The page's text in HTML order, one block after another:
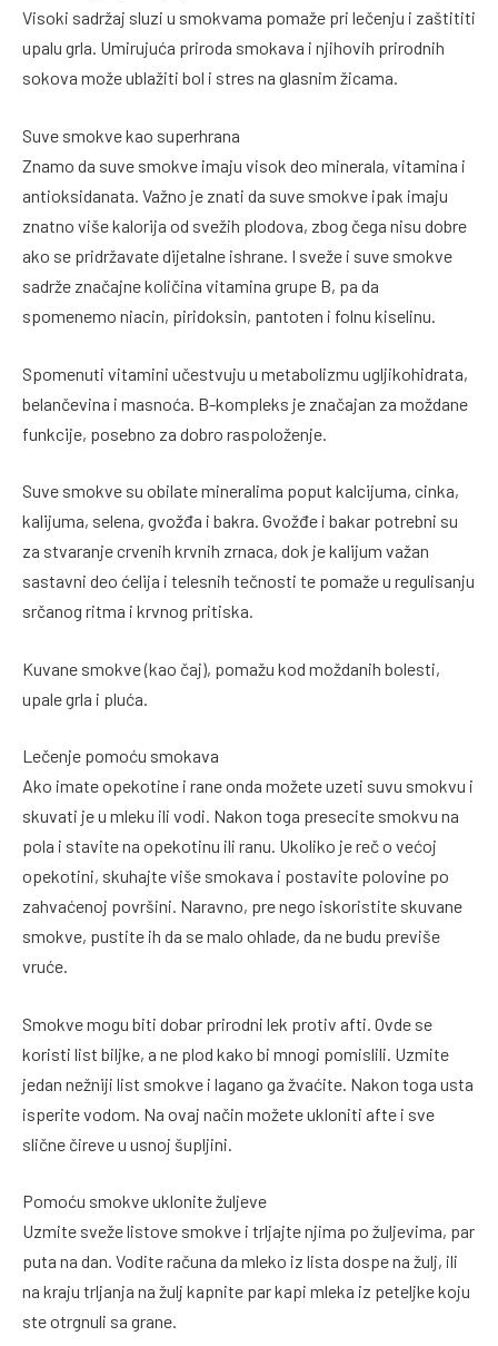
Visoki sadržaj sluzi u smokvama pomaže pri lečenju i zaštititi
upalu grla. Umirujuća priroda smokava i njihovih prirodnih
sokova može ublažiti bol i stres na glasnim žicama.
Suve smokve kao superhrana
Znamo da suve smokve imaju visok deo minerala, vitamina i
antioksidanata. Važno je znati da suve smokve ipak imaju
znatno više kalorija od svežih plodova, zbog čega nisu dobre
ako se pridržavate dijetalne ishrane. I sveže i suve smokve
sadrže značajne količina vitamina grupe B, pa da
spomenemo niacin, piridoksin, pantoten i folnu kiselinu.
Spomenuti vitamini učestvuju u metabolizmu ugljikohidrata,
belančevina i masnoća. B-kompleks je značajan za moždane
funkcije, posebno za dobro raspoloženje.
Suve smokve su obilate mineralima poput kalcijuma, cinka,
kalijuma, selena, gvožđa i bakra. Gvožđe i bakar potrebni su
za stvaranje crvenih krvnih zrnaca, dok je kalijum važan
sastavni deo ćelija i telesnih tečnosti te pomaže u regulisanju
srčanog ritma i krvnog pritiska.
Kuvane smokve (kao čaj), pomažu kod moždanih bolesti,
upale grla i pluća.
Lečenje pomoću smokava
Ako imate opekotine i rane onda možete uzeti suvu smokvu i
skuvati je u mleku ili vodi. Nakon toga presecite smokvu na
pola i stavite na opekotinu ili ranu. Ukoliko je reč o većoj
opekotini, skuhajte više smokava i postavite polovine po
zahvaćenoj površini. Naravno, pre nego iskoristite skuvane
smokve, pustite ih da se malo ohlade, da ne budu previše
vruće.
Smokve mogu biti dobar prirodni lek protiv afti. Ovde se
koristi list biljke, a ne plod kako bi mnogi pomislili. Uzmite
jedan nežniji list smokve i lagano ga žvaćite. Nakon toga usta
isperite vodom. Na ovaj način možete ukloniti afte i sve
slične čireve u usnoj šupljini.
Pomoću smokve uklonite žuljeve
Uzmite sveže listove smokve i trljajte njima po žuljevima, par
puta na dan. Vodite računa da mleko iz lista dospe na žulj, ili
na kraju trljanja na žulj kapnite par kapi mleka iz peteljke koju
ste otrgnuli sa grane.